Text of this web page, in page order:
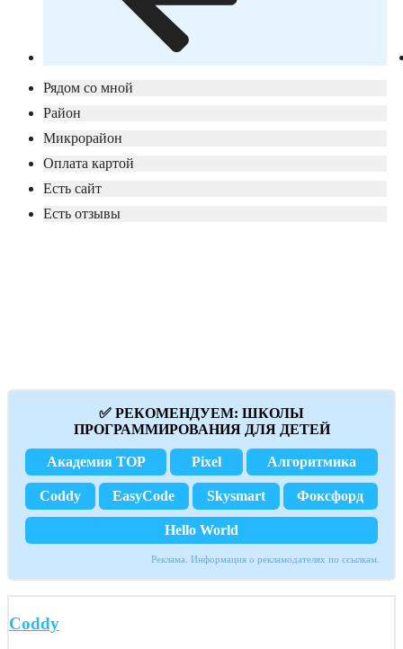
Рядом со мной
Район
Микрорайон
Оплата картой
Есть сайт
Есть отзывы
✅ РЕКОМЕНДУЕМ: ШКОЛЫ
ПРОГРАММИРОВАНИЯ ДЛЯ ДЕТЕЙ
Академия TOP Pixel Алгоритмика
Coddy EasyCode Skysmart Фоксфорд
Hello World
Реклама. Информация о рекламодателях по ссылкам.
Coddy